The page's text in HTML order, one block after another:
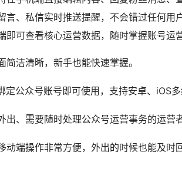
言、私信实时推送提醒，不会错过任何用
即可查看核心运营数据，随时掌握账号运
洁清晰，新手也能快速掌握。
公众号账号即可使用，支持安卓、iOS多
、需要随时处理公众号运营事务的运营者
动端操作非常方便，外出的时候也能及时